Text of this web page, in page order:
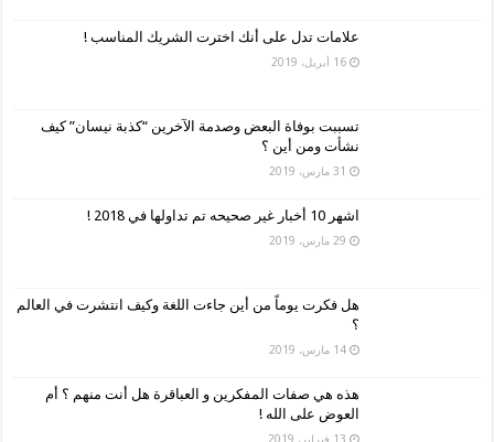
علامات تدل على أنك اخترت الشريك المناسب !
16 أبريل، 2019
تسببت بوفاة البعض وصدمة الآخرين “كذبة نيسان” كيف
نشأت ومن أين ؟
31 مارس، 2019
اشهر 10 أخبار غير صحيحه تم تداولها في 2018 !
29 مارس، 2019
هل فكرت يوماً من أين جاءت اللغة وكيف انتشرت في العالم
؟
14 مارس، 2019
هذه هي صفات المفكرين و العباقرة هل أنت منهم ؟ أم
العوض على الله !
13 فبراير، 2019